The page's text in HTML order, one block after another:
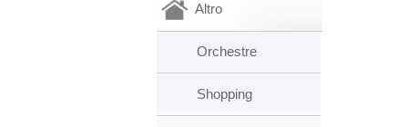
Altro
Orchestre
Shopping